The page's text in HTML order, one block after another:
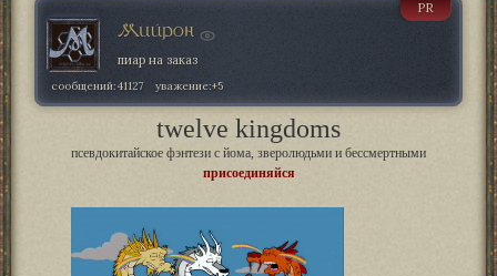
Мийрон
PR
пиар на заказ
сообщений:41127 уважение:+5
twelve kingdoms
псевдокитайское фэнтези с йома, зверолюдьми и бессмертными
присоединяйся